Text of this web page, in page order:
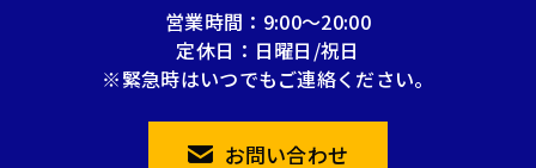
営業時間：9:00～20:00
定休日：日曜日/祝日
※緊急時はいつでもご連絡ください。
お問い合わせ